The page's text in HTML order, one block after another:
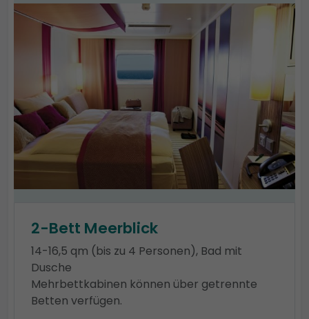
2-Bett Meerblick
14-16,5 qm (bis zu 4 Personen), Bad mit
Dusche
Mehrbettkabinen können über getrennte
Betten verfügen.